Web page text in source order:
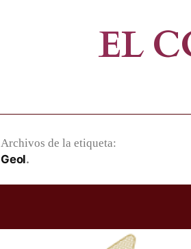
EL
Archivos de la etiqueta:
Geol